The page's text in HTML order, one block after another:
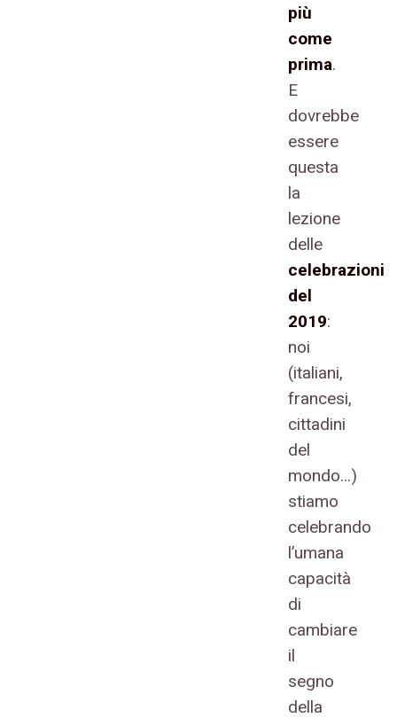
più
come
prima.
E
dovrebbe
essere
questa
la
lezione
delle
celebrazioni
del
2019:
noi
(italiani,
francesi,
cittadini
del
mondo…)
stiamo
celebrando
l’umana
capacità
di
cambiare
il
segno
della